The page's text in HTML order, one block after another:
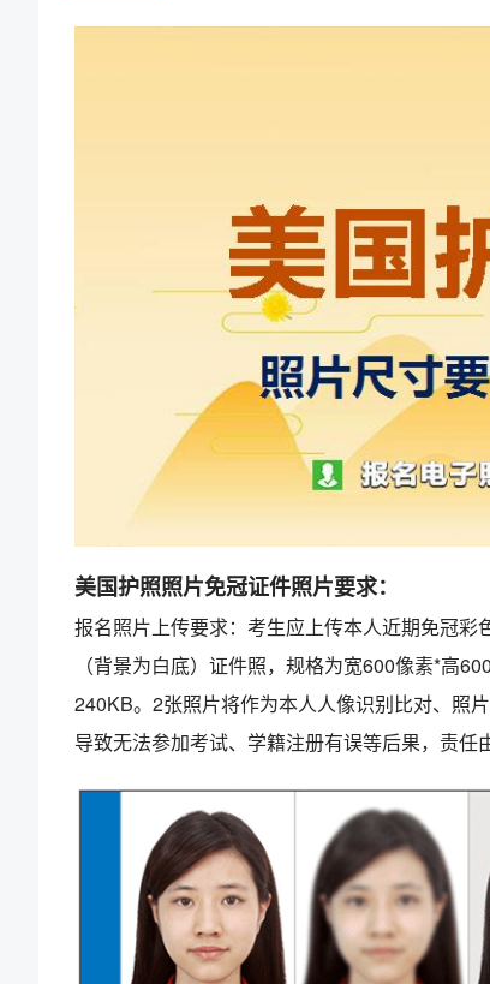
美国护照照片免冠证件照片要求：
报名照片上传要求：考生应上传本人近期免冠
（背景为白底）证件照，规格为宽600像素*高
240KB。2张照片将作为本人人像识别比对、照
导致无法参加考试、学籍注册有误等后果，责任